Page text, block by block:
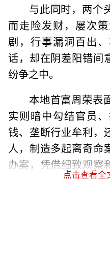
与此同时，两个
而走险发财，屡次
剧，行事漏洞百出
话，却在阴差阳错间
纷争之中。
本地首富周荣表
实则暗中勾结官员
钱、垄断行业牟利，
人，制造多起离奇命
办案，凭借细致观察
意间留下的关键线索
点击查看全